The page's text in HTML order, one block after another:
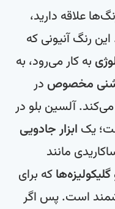
علاقه دارید،
آنیونی که
به کار می‌رود، به
مخصوصدر
آلسین بلو در
یکابزار جادویی
مانند
که برای
است. پس اگر